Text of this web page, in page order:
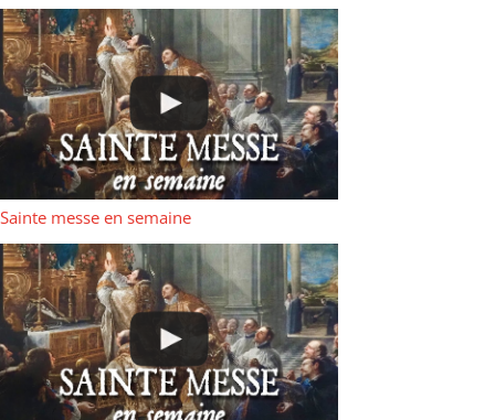
Sainte messe en semaine